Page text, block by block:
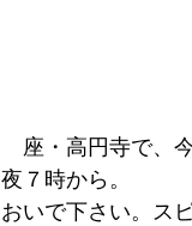
座・高円寺で、
夜７時から。
おいで下さい。ス